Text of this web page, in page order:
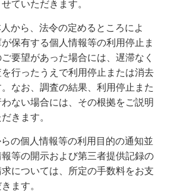
ていただきます。
から、法令の定めるところによ
保有する個人情報等の利用停止ま
要望があった場合には、遅滞なく
行ったうえで利用停止または消去
なお、調査の結果、利用停止また
ない場合には、その根拠をご説明
きます。
の個人情報等の利用目的の通知並
等の開示および第三者提供記録の
については、所定の手数料をお支
ます。